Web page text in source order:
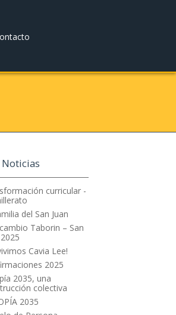
curricular -
del San Juan
Taborin – San
Cavia Lee!
2025
2035, una
colectiva
2035